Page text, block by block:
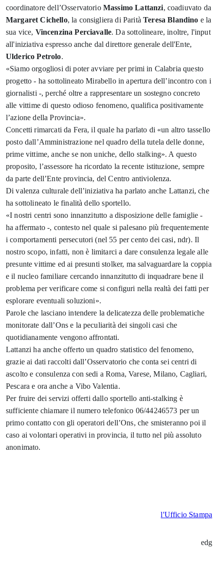
coordinatore dell’Osservatorio Massimo Lattanzi, coadiuvato da
Margaret Cichello, la consigliera di ParitàTeresa Blandino e la
sua vice, Vincenzina Perciavalle. Da sottolineare, inoltre, l'input
all'iniziativa espresso anche dal direttore generale dell'Ente,
Ulderico Petrolo.
«Siamo orgogliosi di poter avviare per primi in Calabria questo
progetto - ha sottolineato Mirabello in apertura dell’incontro con i
giornalisti -, perché oltre a rappresentare un sostegno concreto
alle vittime di questo odioso fenomeno, qualifica positivamente
l’azione della Provincia».
Concetti rimarcati da Fera, il quale ha parlato di «un altro tassello
posto dall’Amministrazione nel quadro della tutela delle donne,
prime vittime, anche se non uniche, dello stalking». A questo
proposito, l’assessore ha ricordato la recente istituzione, sempre
da parte dell’Ente provincia, del Centro antiviolenza.
Di valenza culturale dell’iniziativa ha parlato anche Lattanzi, che
ha sottolineato le finalità dello sportello.
«I nostri centri sono innanzitutto a disposizione delle famiglie -
ha affermato -, contesto nel quale si palesano più frequentemente
i comportamenti persecutori (nel 55 per cento dei casi, ndr). Il
nostro scopo, infatti, non è limitarci a dare consulenza legale alle
presunte vittime ed ai presunti stolker, ma salvaguardare la coppia
e il nucleo familiare cercando innanzitutto di inquadrare bene il
problema per verificare come si configuri nella realtà dei fatti per
esplorare eventuali soluzioni».
Parole che lasciano intendere la delicatezza delle problematiche
monitorate dall’Ons e la peculiarità dei singoli casi che
quotidianamente vengono affrontati.
Lattanzi ha anche offerto un quadro statistico del fenomeno,
grazie ai dati raccolti dall’Osservatorio che conta sei centri di
ascolto e consulenza con sedi a Roma, Varese, Milano, Cagliari,
Pescara e ora anche a Vibo Valentia.
Per fruire dei servizi offerti dallo sportello anti-stalking è
sufficiente chiamare il numero telefonico 06/44246573 per un
primo contatto con gli operatori dell’Ons, che smisteranno poi il
caso ai volontari operativi in provincia, il tutto nel più assoluto
anonimato.
l'Ufficio Stampa
edg